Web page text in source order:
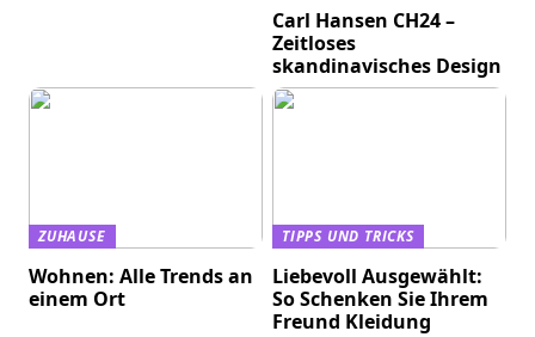
Carl Hansen CH24 –
Zeitloses
skandinavisches Design
ZUHAUSE
Wohnen: Alle Trends an
einem Ort
TIPPS UND TRICKS
Liebevoll Ausgewählt:
So Schenken Sie Ihrem
Freund Kleidung